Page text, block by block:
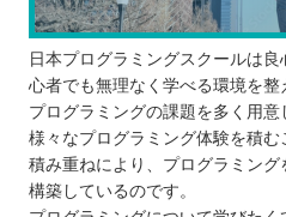
日本プログラミングスクールは
心者でも無理なく学べる環境を整
プログラミングの課題を多く用
様々なプログラミング体験を積む
積み重ねにより、プログラミン
構築しているのです。